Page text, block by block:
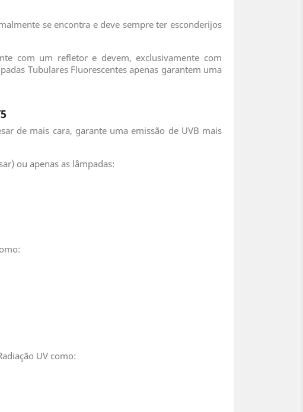
se encontra e deve sempre ter esconderijos
com um refletor e devem, exclusivamente com
Tubulares Fluorescentes apenas garantem uma
de mais cara, garante uma emissão de UVB mais
ou apenas as lâmpadas:
UV como: